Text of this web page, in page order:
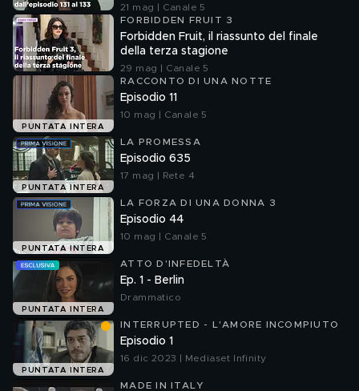
21 mag | Canale 5
FORBIDDEN FRUIT 3
Forbidden Fruit, il riassunto del finale
della terza stagione
29 mag | Canale 5
PUNTATA INTERA
RACCONTO DI UNA NOTTE
Episodio 11
10 mag | Canale 5
PUNTATA INTERA
LA PROMESSA
Episodio 635
17 mag | Rete 4
PUNTATA INTERA
LA FORZA DI UNA DONNA 3
Episodio 44
10 mag | Canale 5
PUNTATA INTERA
ATTO D'INFEDELTÀ
Ep. 1 - Berlin
Drammatico
PUNTATA INTERA
INTERRUPTED - L'AMORE INCOMPIUTO
Episodio 1
16 dic 2023 | Mediaset Infinity
MADE IN ITALY